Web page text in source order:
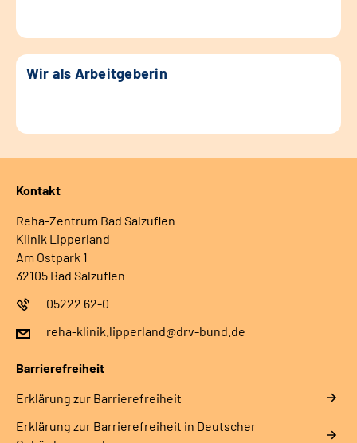
Wir als Arbeitgeberin
Kontakt
Reha-Zentrum Bad Salzuflen
Klinik Lipperland
Am Ostpark 1
32105 Bad Salzuflen
05222 62-0
reha-klinik.lipperland@drv-bund.de
Barrierefreiheit
Erklärung zur Barrierefreiheit
Erklärung zur Barrierefreiheit in Deutscher